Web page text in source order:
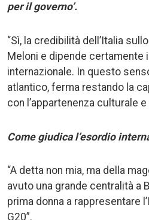
per il governo’.
“Sì, la credibilità dell’Italia
Meloni e dipende certamente
internazionale. In questo
atlantico, ferma restando la
con l’appartenenza culturale
Come giudica l’esordio
“A detta non mia, ma della
avuto una grande centralità a
prima donna a rappresentare
G20”.